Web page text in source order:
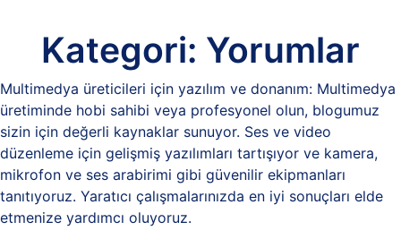
Kategori: Yorumlar
Multimedya üreticileri için yazılım ve donanım: Multimedya
üretiminde hobi sahibi veya profesyonel olun, blogumuz
sizin için değerli kaynaklar sunuyor. Ses ve video
düzenleme için gelişmiş yazılımları tartışıyor ve kamera,
mikrofon ve ses arabirimi gibi güvenilir ekipmanları
tanıtıyoruz. Yaratıcı çalışmalarınızda en iyi sonuçları elde
etmenize yardımcı oluyoruz.